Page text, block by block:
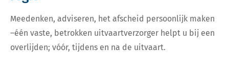
Meedenken, adviseren, het afscheid persoonlijk maken
–één vaste, betrokken uitvaartverzorger helpt u bij een
overlijden; vóór, tijdens en na de uitvaart.